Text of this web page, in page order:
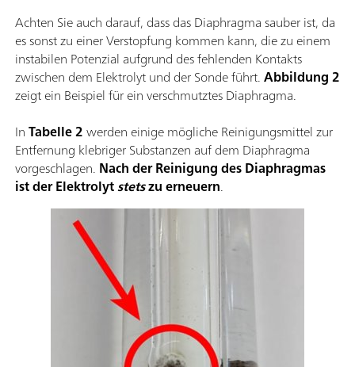
Achten Sie auch darauf, dass das Diaphragma sauber ist, da
es sonst zu einer Verstopfung kommen kann, die zu einem
instabilen Potenzial aufgrund des fehlenden Kontakts
zwischen dem Elektrolyt und der Sonde führt.Abbildung 2
zeigt ein Beispiel für ein verschmutztes Diaphragma.
InTabelle 2werden einige mögliche Reinigungsmittel zur
Entfernung klebriger Substanzen auf dem Diaphragma
vorgeschlagen. Nach der Reinigung des Diaphragmas
ist der Elektrolytstetszu erneuern.